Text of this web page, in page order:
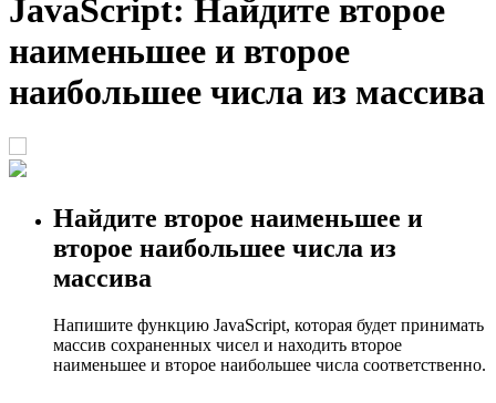
JavaScript: Найдите второе
наименьшее и второе
наибольшее числа из массива
Найдите второе наименьшее и
второе наибольшее числа из
массива
Напишите функцию JavaScript, которая будет принимать
массив сохраненных чисел и находить второе
наименьшее и второе наибольшее числа соответственно.